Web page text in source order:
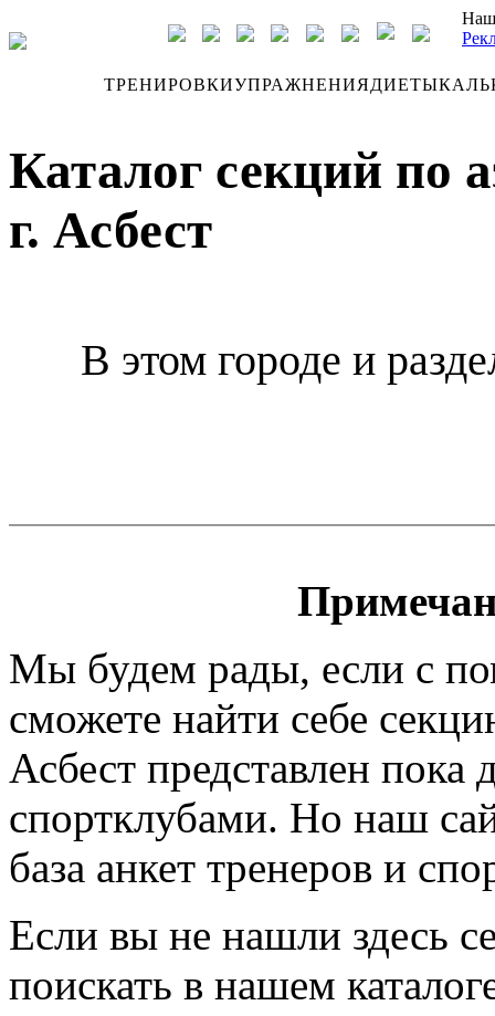
ТРЕНИРОВКИУПРАЖНЕНИЯДИЕТЫ
Каталог секций по
г. Асбест
В этом городе и
Мы будем рады, если с
сможете найти себе
Асбест представлен пока
спортклубами. Но наш
база анкет тренеров и
Если вы не нашли здесь
поискать в нашем